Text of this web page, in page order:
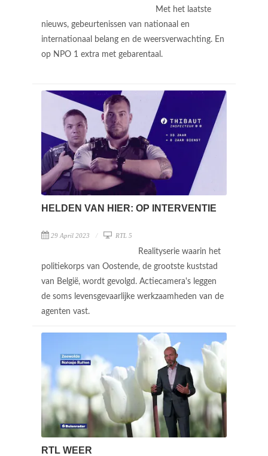
Met het laatste
nieuws, gebeurtenissen van nationaal en
internationaal belang en de weersverwachting. En
op NPO 1 extra met gebarentaal.
HELDEN VAN HIER: OP INTERVENTIE
29 April 2023 RTL 5
Realityserie waarin het
politiekorps van Oostende, de grootste kuststad
van België, wordt gevolgd. Actiecamera's leggen
de soms levensgevaarlijke werkzaamheden van de
agenten vast.
RTL WEER